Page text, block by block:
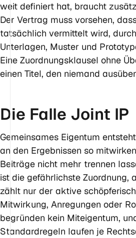
weit definiert hat, braucht
Der Vertrag muss vorsehen,
tatsächlich vermittelt wird,
Unterlagen, Muster und
Eine Zuordnungsklausel ohne
einen Titel, den niemand
Die Falle Joint IP
Gemeinsames Eigentum
an den Ergebnissen so
Beiträge nicht mehr trennen
ist die gefährlichste Zuordnung,
zählt nur der aktive
Mitwirkung, Anregungen oder
begründen kein Miteigentum,
Standardregeln laufen je